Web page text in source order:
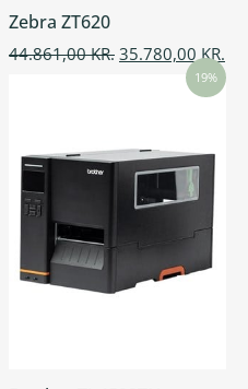
Zebra ZT620
44.861,00KR. 35.780,00KR.
19%